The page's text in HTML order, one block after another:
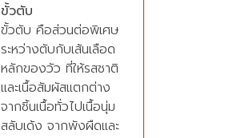
ขั้วตับ
ขั้วตับ คือส่วนต่อพิเศษ
ระหว่างตับกับเส้นเลือด
หลักของวัว ที่ให้รสชาติ
และเนื้อสัมผัสแตกต่าง
จากชิ้นเนื้อทั่วไปเนื้อนุ่ม
สลับเด้ง จากพังผืดและ